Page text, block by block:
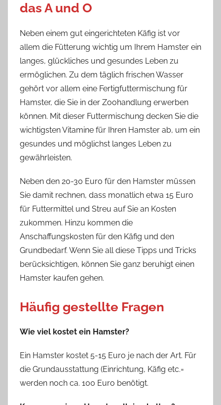
das A und O
Neben einem gut eingerichteten Käfig ist vor
allem die Fütterung wichtig um Ihrem Hamster ein
langes, glückliches und gesundes Leben zu
ermöglichen. Zu dem täglich frischen Wasser
gehört vor allem eine Fertigfuttermischung für
Hamster, die Sie in der Zoohandlung erwerben
können. Mit dieser Futtermischung decken Sie die
wichtigsten Vitamine für Ihren Hamster ab, um ein
gesundes und möglichst langes Leben zu
gewährleisten.
Neben den 20-30 Euro für den Hamster müssen
Sie damit rechnen, dass monatlich etwa 15 Euro
für Futtermittel und Streu auf Sie an Kosten
zukommen. Hinzu kommen die
Anschaffungskosten für den Käfig und den
Grundbedarf. Wenn Sie all diese Tipps und Tricks
berücksichtigen, können Sie ganz beruhigt einen
Hamster kaufen gehen.
Häufig gestellte Fragen
Wie viel kostet ein Hamster?
Ein Hamster kostet 5-15 Euro je nach der Art. Für
die Grundausstattung (Einrichtung, Käfig etc.=
werden noch ca. 100 Euro benötigt.